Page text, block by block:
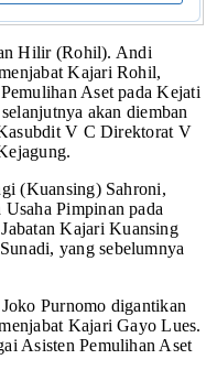
Hilir (Rohil). Andi
Kajari Rohil,
Aset pada Kejati
akan diemban
V C Direktorat V
(Kuansing) Sahroni,
Pimpinan pada
Kajari Kuansing
yang sebelumnya
Purnomo digantikan
Kajari Gayo Lues.
Asisten Pemulihan Aset